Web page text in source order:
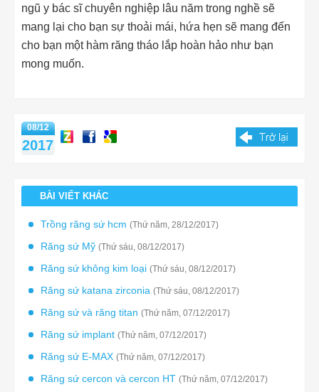
ngũ y bác sĩ chuyên nghiệp lâu năm trong nghề sẽ
mang lại cho bạn sự thoải mái, hứa hẹn sẽ mang đến
cho bạn một hàm răng tháo lắp hoàn hảo như bạn
mong muốn.
08/12
2017
BÀI VIẾT KHÁC
Trồng răng sứ hcm (Thứ năm, 28/12/2017)
Răng sứ Mỹ (Thứ sáu, 08/12/2017)
Răng sứ không kim loại (Thứ sáu, 08/12/2017)
Răng sứ katana zirconia (Thứ sáu, 08/12/2017)
Răng sứ và răng titan (Thứ năm, 07/12/2017)
Răng sứ implant (Thứ năm, 07/12/2017)
Răng sứ E-MAX (Thứ năm, 07/12/2017)
Răng sứ cercon và cercon HT (Thứ năm, 07/12/2017)